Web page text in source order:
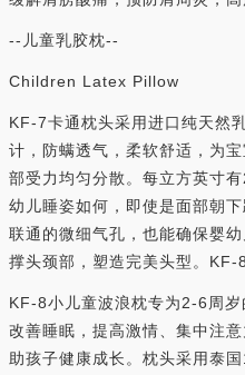
--儿童乳胶枕--
Children Latex Pillow
KF-7卡通枕头采用进口纯天然
计，防螨透气，柔软舒适，为
部受力均匀分散。每立方英寸
幼儿睡姿如何，即使是面部朝
联通的微细气孔，也能确保婴
撑头颈部，塑造完美头型。KF-
KF-8小儿童波浪枕专为2-6周
改善睡眠，提高激情、集中注
助孩子健康成长。枕头采用泰